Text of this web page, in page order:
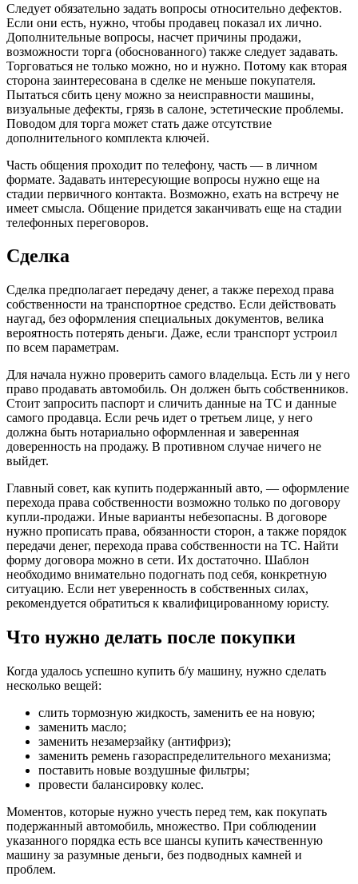
Следует обязательно задать вопросы относительно дефектов.
Если они есть, нужно, чтобы продавец показал их лично.
Дополнительные вопросы, насчет причины продажи,
возможности торга (обоснованного) также следует задавать.
Торговаться не только можно, но и нужно. Потому как вторая
сторона заинтересована в сделке не меньше покупателя.
Пытаться сбить цену можно за неисправности машины,
визуальные дефекты, грязь в салоне, эстетические проблемы.
Поводом для торга может стать даже отсутствие
дополнительного комплекта ключей.
Часть общения проходит по телефону, часть — в личном
формате. Задавать интересующие вопросы нужно еще на
стадии первичного контакта. Возможно, ехать на встречу не
имеет смысла. Общение придется заканчивать еще на стадии
телефонных переговоров.
Сделка
Сделка предполагает передачу денег, а также переход права
собственности на транспортное средство. Если действовать
наугад, без оформления специальных документов, велика
вероятность потерять деньги. Даже, если транспорт устроил
по всем параметрам.
Для начала нужно проверить самого владельца. Есть ли у него
право продавать автомобиль. Он должен быть собственников.
Стоит запросить паспорт и сличить данные на ТС и данные
самого продавца. Если речь идет о третьем лице, у него
должна быть нотариально оформленная и заверенная
доверенность на продажу. В противном случае ничего не
выйдет.
Главный совет, как купить подержанный авто, — оформление
перехода права собственности возможно только по договору
купли-продажи. Иные варианты небезопасны. В договоре
нужно прописать права, обязанности сторон, а также порядок
передачи денег, перехода права собственности на ТС. Найти
форму договора можно в сети. Их достаточно. Шаблон
необходимо внимательно подогнать под себя, конкретную
ситуацию. Если нет уверенность в собственных силах,
рекомендуется обратиться к квалифицированному юристу.
Что нужно делать после покупки
Когда удалось успешно купить б/у машину, нужно сделать
несколько вещей:
слить тормозную жидкость, заменить ее на новую;
заменить масло;
заменить незамерзайку (антифриз);
заменить ремень газораспределительного механизма;
поставить новые воздушные фильтры;
провести балансировку колес.
Моментов, которые нужно учесть перед тем, как покупать
подержанный автомобиль, множество. При соблюдении
указанного порядка есть все шансы купить качественную
машину за разумные деньги, без подводных камней и
проблем.